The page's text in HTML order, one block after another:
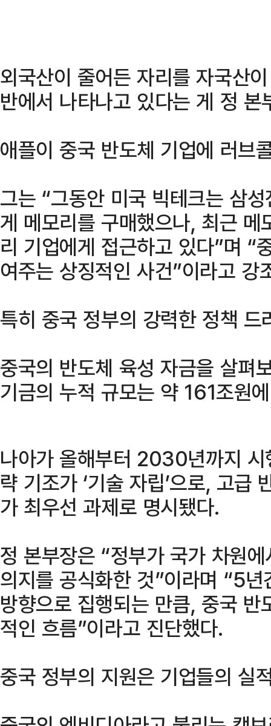
외국산이 줄어든 자리를 자국산
반에서 나타나고 있다는 게 정 본
애플이 중국 반도체 기업에 러브
그는 “그동안 미국 빅테크는 삼성
게 메모리를 구매했으나, 최근
리 기업에게 접근하고 있다”며 “
여주는 상징적인 사건”이라고 강
특히 중국 정부의 강력한 정책 드
중국의 반도체 육성 자금을 살
기금의 누적 규모는 약 161조원
나아가 올해부터 2030년까지
략 기조가 ‘기술 자립’으로, 고급
가 최우선 과제로 명시됐다.
정 본부장은 “정부가 국가 차원
의지를 공식화한 것”이라며 “5
방향으로 집행되는 만큼, 중국
적인 흐름”이라고 진단했다.
중국 정부의 지원은 기업들의 실